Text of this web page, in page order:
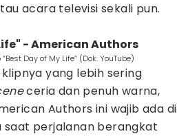
acara televisi sekali pun.
- American Authors
Day of My Life” (Dok. YouTube)
yang lebih sering
ceria dan penuh warna,
Authors ini wajib ada di
saat perjalanan berangkat